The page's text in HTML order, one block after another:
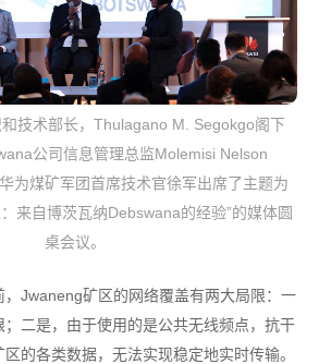
技术部长，Thulagano M. Segokgo阁下
公司信息管理总监Molemisi Nelson
为煤矿军团首席技术官徐军出席了主题为
来自博茨瓦纳Debswana的经验”的媒体圆
桌会议。
Jwaneng矿区的网络覆盖有两大局限：一
二是，由于使用的是公共无线频点，抗干
的各类数据，无法实现稳定地实时传输。